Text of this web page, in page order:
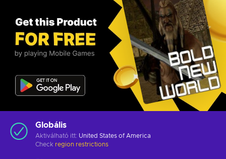
Globális
Aktiválható itt: United States of America
Check region restrictions